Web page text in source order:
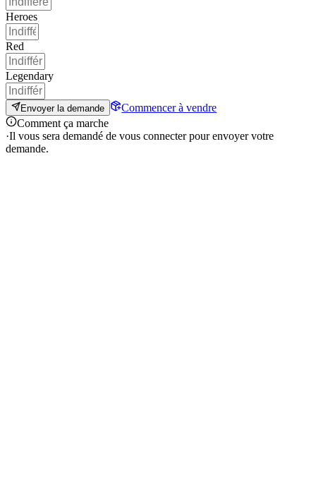
Heroes
Red
Legendary
Envoyer la demande
Commencer à vendre
Comment ça marche
·Il vous sera demandé de vous connecter pour envoyer votre
demande.